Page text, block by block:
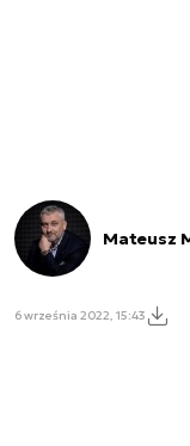
Mateusz
6 września 2022, 15:43